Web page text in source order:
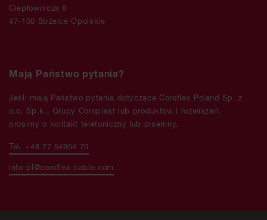
Ciepłownicza 8
47-100 Strzelce Opolskie
Mają Państwo pytania?
Jeśli mają Państwo pytania dotyczące Coroflex Poland Sp. z
o.o. Sp.k., Grupy Coroplast lub produktów i rozwiązań,
prosimy o kontakt telefoniczny lub pisemny.
Tel. +48 77 54954 70
info-pl@coroflex-cable.com